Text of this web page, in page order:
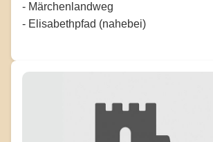
- Märchenlandweg
- Elisabethpfad (nahebei)